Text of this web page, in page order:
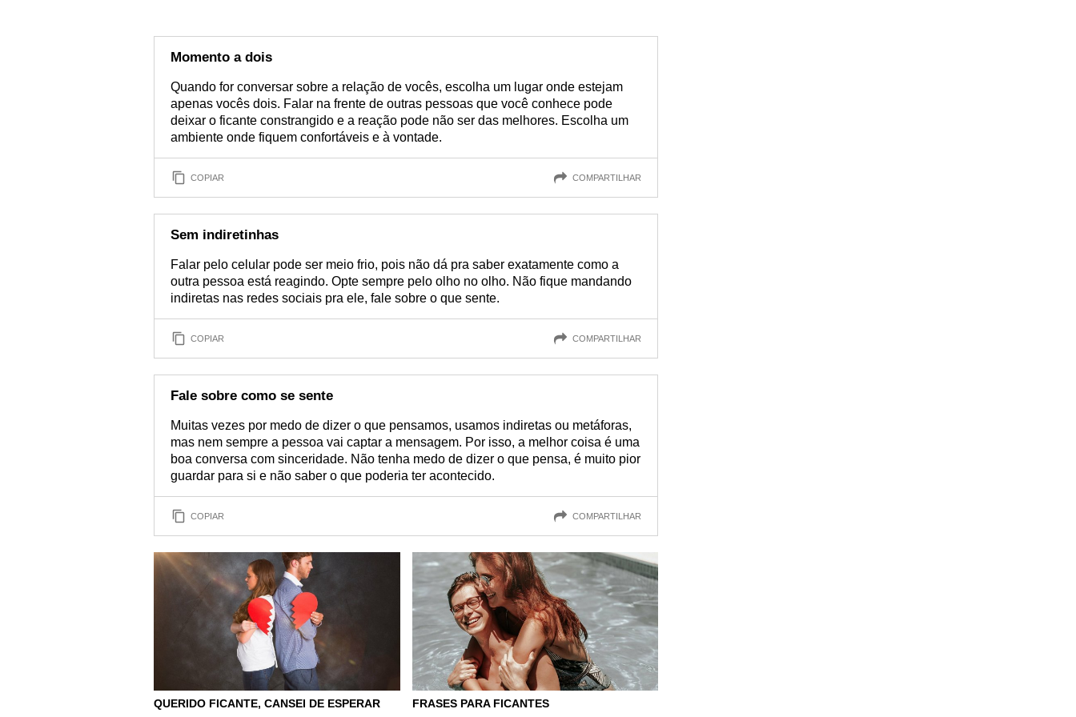
Momento a dois
Quando for conversar sobre a relação de vocês, escolha um lugar onde estejam
apenas vocês dois. Falar na frente de outras pessoas que você conhece pode
deixar o ficante constrangido e a reação pode não ser das melhores. Escolha um
ambiente onde fiquem confortáveis e à vontade.
COPIAR COMPARTILHAR
Sem indiretinhas
Falar pelo celular pode ser meio frio, pois não dá pra saber exatamente como a
outra pessoa está reagindo. Opte sempre pelo olho no olho. Não fique mandando
indiretas nas redes sociais pra ele, fale sobre o que sente.
COPIAR COMPARTILHAR
Fale sobre como se sente
Muitas vezes por medo de dizer o que pensamos, usamos indiretas ou metáforas,
mas nem sempre a pessoa vai captar a mensagem. Por isso, a melhor coisa é uma
boa conversa com sinceridade. Não tenha medo de dizer o que pensa, é muito pior
guardar para si e não saber o que poderia ter acontecido.
COPIAR COMPARTILHAR
QUERIDO FICANTE, CANSEI DE ESPERAR FRASES PARA FICANTES